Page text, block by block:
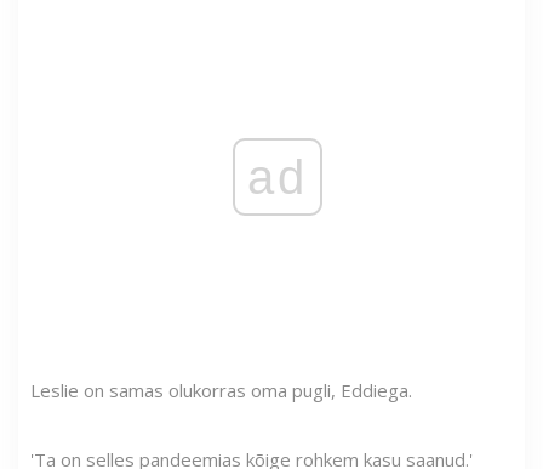
ad
Leslie on samas olukorras oma pugli, Eddiega.
'Ta on selles pandeemias kõige rohkem kasu saanud.'